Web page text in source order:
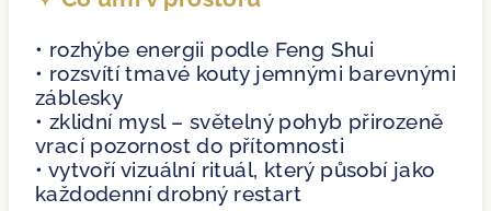
• rozhýbe energii podle Feng Shui
• rozsvítí tmavé kouty jemnými barevnými
záblesky
• zklidní mysl – světelný pohyb přirozeně
vrací pozornost do přítomnosti
• vytvoří vizuální rituál, který působí jako
každodenní drobný restart